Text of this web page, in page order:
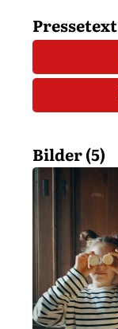
Pressetext
Bilder (5)